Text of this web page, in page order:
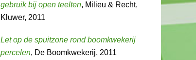
gebruik bij open teelten, Milieu & Recht,
Kluwer, 2011
Let op de spuitzone rond boomkwekerij
percelen, De Boomkwekerij, 2011